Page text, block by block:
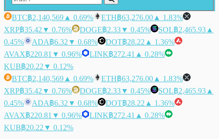
BTC฿2,140,569 ▲ 0.69% ETH฿63,276.00 ▲ 1.83%
XRP฿35.42 ▼ 0.76% DOGE฿2.33▼ 0.45% SOL฿2,465.93 ▲
0.45%
ADA฿6.32 ▼ 0.68% DOT฿28.22 ▲ 1.36%
AVAX฿220.81 ▼ 0.96% LINK฿272.41 ▲ 0.28%
KUB฿20.22 ▼ 0.12%
BTC฿2,140,569 ▲ 0.69% ETH฿63,276.00 ▲ 1.83%
XRP฿35.42 ▼ 0.76% DOGE฿2.33▼ 0.45% SOL฿2,465.93 ▲
0.45%
ADA฿6.32 ▼ 0.68% DOT฿28.22 ▲ 1.36%
AVAX฿220.81 ▼ 0.96% LINK฿272.41 ▲ 0.28%
KUB฿20.22 ▼ 0.12%